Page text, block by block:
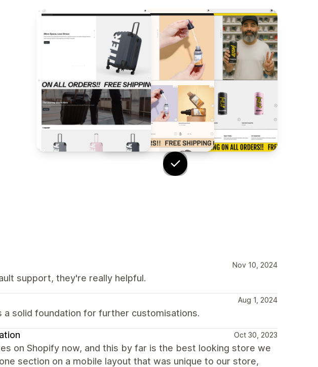
Nov 10, 2024
support, they're really helpful.
Aug 1, 2024
solid foundation for further customisations.
Oct 30, 2023
on Shopify now, and this by far is the best looking store we
section on a mobile layout that was unique to our store,